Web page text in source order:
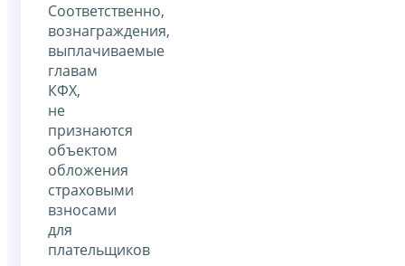
Соответственно,
вознаграждения,
выплачиваемые
главам
КФХ,
не
признаются
объектом
обложения
страховыми
взносами
для
плательщиков